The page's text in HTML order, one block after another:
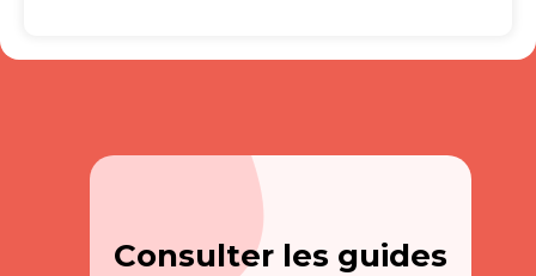
Consulter les guides